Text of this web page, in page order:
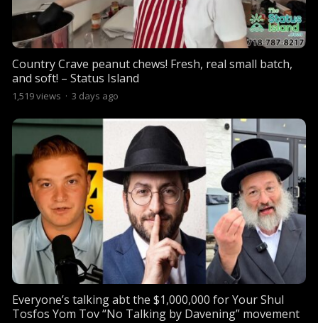
Country Crave peanut chews! Fresh, real small batch,
and soft! – Status Island
1,519views · 3 days ago
Everyone’s talking abt the $1,000,000 for Your Shul
Tosfos Yom Tov “No Talking by Davening” movement